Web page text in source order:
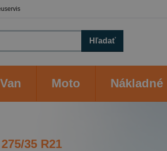
Hľadať
Van Moto Nákladné
35 R21